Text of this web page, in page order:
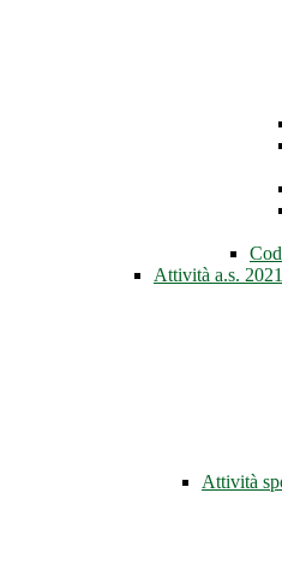
Attività a.s.
Attività